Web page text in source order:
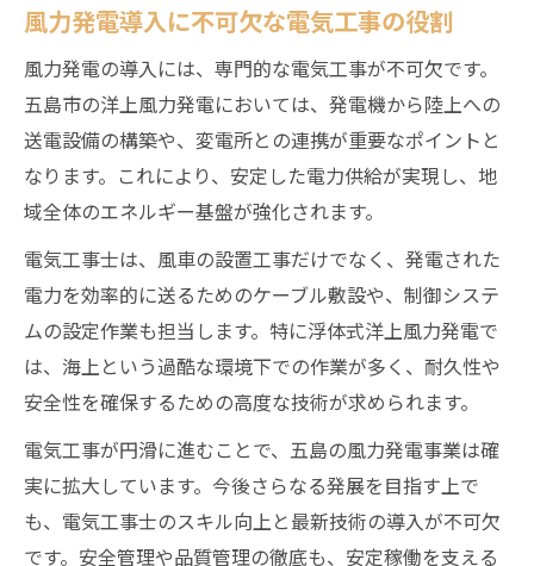
風力発電導入に不可欠な電気工事の役割
風力発電の導入には、専門的な電気工事が不可欠です。
五島市の洋上風力発電においては、発電機から陸上への
送電設備の構築や、変電所との連携が重要なポイントと
なります。これにより、安定した電力供給が実現し、地
域全体のエネルギー基盤が強化されます。
電気工事士は、風車の設置工事だけでなく、発電された
電力を効率的に送るためのケーブル敷設や、制御システ
ムの設定作業も担当します。特に浮体式洋上風力発電で
は、海上という過酷な環境下での作業が多く、耐久性や
安全性を確保するための高度な技術が求められます。
電気工事が円滑に進むことで、五島の風力発電事業は確
実に拡大しています。今後さらなる発展を目指す上で
も、電気工事士のスキル向上と最新技術の導入が不可欠
です。安全管理や品質管理の徹底も、安定稼働を支える